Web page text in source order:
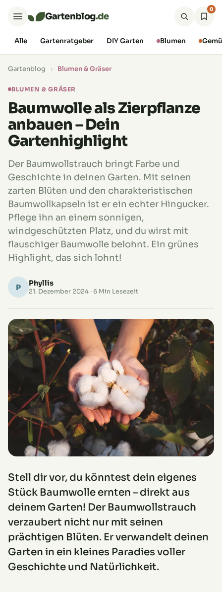
Gartenblog.de
0
Alle Gartenratgeber DIY Garten Blumen
Gartenblog › Blumen & Gräser
BLUMEN & GRÄSER
Baumwolle als Zierpflanze
anbauen – Dein
Gartenhighlight
Der Baumwollstrauch bringt Farbe und
Geschichte in deinen Garten. Mit seinen
zarten Blüten und den charakteristischen
Baumwollkapseln ist er ein echter Hingucker.
Pflege ihn an einem sonnigen,
windgeschützten Platz, und du wirst mit
flauschiger Baumwolle belohnt. Ein grünes
Highlight, das sich lohnt!
P Phyllis
21. Dezember 2024 · 6 Min Lesezeit
Stell dir vor, du könntest dein eigenes
Stück Baumwolle ernten – direkt aus
deinem Garten! Der Baumwollstrauch
verzaubert nicht nur mit seinen
prächtigen Blüten. Er verwandelt deinen
Garten in ein kleines Paradies voller
Geschichte und Natürlichkeit.